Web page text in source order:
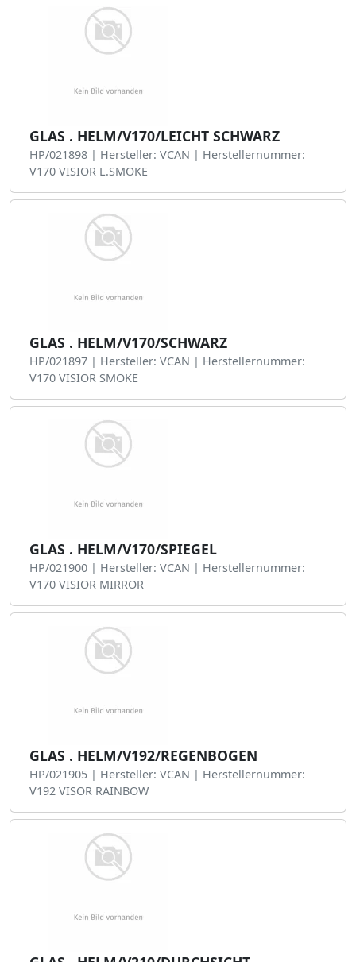
GLAS . HELM/V170/LEICHT SCHWARZ
HP/021898 | Hersteller: VCAN | Herstellernummer:
V170 VISIOR L.SMOKE
GLAS . HELM/V170/SCHWARZ
HP/021897 | Hersteller: VCAN | Herstellernummer:
V170 VISIOR SMOKE
GLAS . HELM/V170/SPIEGEL
HP/021900 | Hersteller: VCAN | Herstellernummer:
V170 VISIOR MIRROR
GLAS . HELM/V192/REGENBOGEN
HP/021905 | Hersteller: VCAN | Herstellernummer:
V192 VISOR RAINBOW